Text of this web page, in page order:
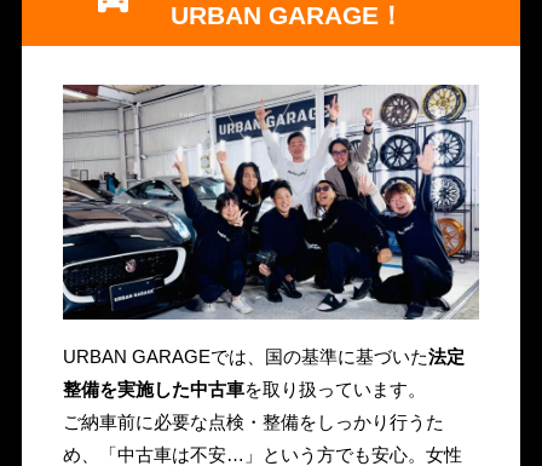
URBAN GARAGE！
URBAN GARAGEでは、国の基準に基づいた法定
整備を実施した中古車を取り扱っています。
ご納車前に必要な点検・整備をしっかり行うた
め、「中古車は不安…」という方でも安心。女性